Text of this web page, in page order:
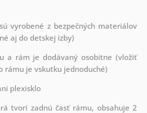
vyrobené z bezpečných materiálov
aj do detskej izby)
a rám je dodávaný osobitne (vložiť
rámu je vskutku jednoduché)
plexisklo
tvorí zadnú časť rámu, obsahuje 2